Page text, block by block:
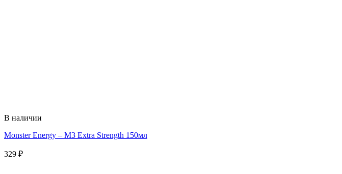
В наличии
Monster Energy – M3 Extra Strength 150мл
329 ₽